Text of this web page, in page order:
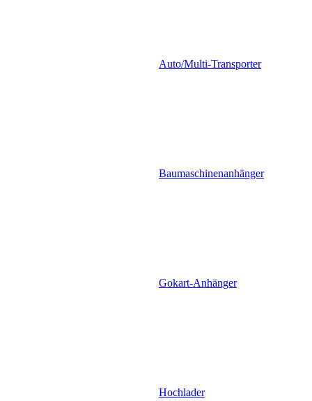
Auto/Multi-Transporter
Baumaschinenanhänger
Gokart-Anhänger
Hochlader